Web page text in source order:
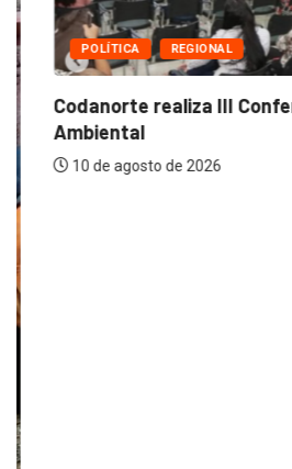
POLÍTICA REGIONAL
Codanorte realiza III
Ambiental
10 de agosto de 2026